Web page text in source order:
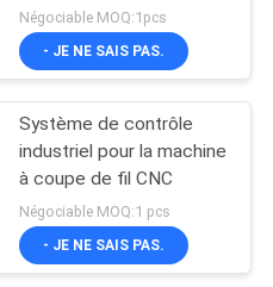
de
6
Electroplating Equipment
Négociable MOQ:1pcs
- JE NE SAIS PAS.
Système de contrôle
industriel pour la machine
à coupe de fil CNC
Négociable MOQ:1 pcs
- JE NE SAIS PAS.